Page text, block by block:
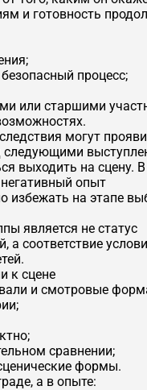
и готовность
процесс;
или старшими
могут
следующими
выходить на сцену. В
опыт
избежать на этапе
является не статус
соответствие
к сцене
и смотровые
сравнении;
формы.
а в опыте: